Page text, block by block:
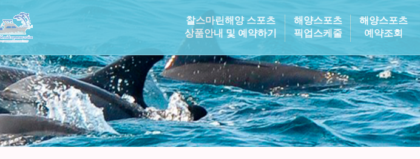
찰스마린해양 스포츠
상품안내 및 예약하기
해양스포츠
픽업스케줄
해양스포츠
예약조회